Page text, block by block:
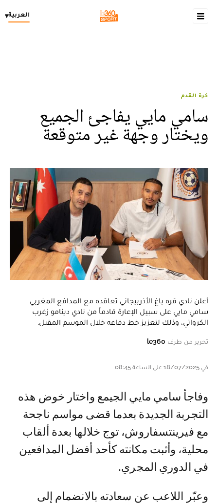
العربية▾
كرة القدم
سامي مايي يفاجئ الجميع
ويختار وجهة غير متوقعة
أعلن نادي قره باغ الأذربيجاني تعاقده مع المدافع المغربي
سامي مايي على سبيل الإعارة قادماً من نادي دينامو زغرب
الكرواتي، وذلك لتعزيز خط دفاعه خلال الموسم المقبل.
تحرير من طرف le360
في 18/07/2025 على الساعة 08:45
وفاجأ سامي مايي الجيمع واختار خوض هذه
التجربة الجديدة بعدما قضى مواسم ناجحة
مع فيرينتسفاروش، توج خلالها بعدة ألقاب
محلية، وأثبت مكانته كأحد أفضل المدافعين
في الدوري المجري.
وعبّر اللاعب عن سعادته بالانضمام إلى